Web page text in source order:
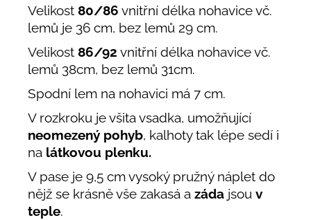
Velikost 80/86 vnitřní délka nohavice vč.
lemů je 36 cm, bez lemů 29 cm.
Velikost 86/92 vnitřní délka nohavice vč.
lemů 38cm, bez lemů 31cm.
Spodní lem na nohavici má 7 cm.
V rozkroku je všita vsadka, umožňující
neomezený pohyb, kalhoty tak lépe sedí i
na látkovou plenku.
V pase je 9,5 cm vysoký pružný náplet do
nějž se krásně vše zakasá a záda jsou v
teple.